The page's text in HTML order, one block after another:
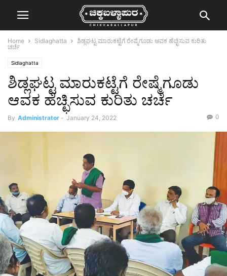
Home Sidlaghatta
ಶಿಡ್ಲಘಟ್ಟ ಮಾರುಕಟ್ಟೆಗೆ ರೇಷ್ಮೆಗೂಡು ಆವಕ ಹೆಚ್ಛಿಸುವ ಕುರಿತು
ಚರ್ಚೆ
Sidlaghatta
ಶಿಡ್ಲಘಟ್ಟ ಮಾರುಕಟ್ಟೆಗೆ ರೇಷ್ಮೆಗೂಡು
ಆವಕ ಹೆಚ್ಛಿಸುವ ಕುರಿತು ಚರ್ಚೆ
By Administrator - January 24, 2022 0